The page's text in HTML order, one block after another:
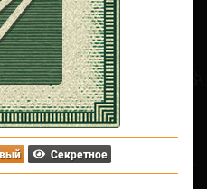
Секретное